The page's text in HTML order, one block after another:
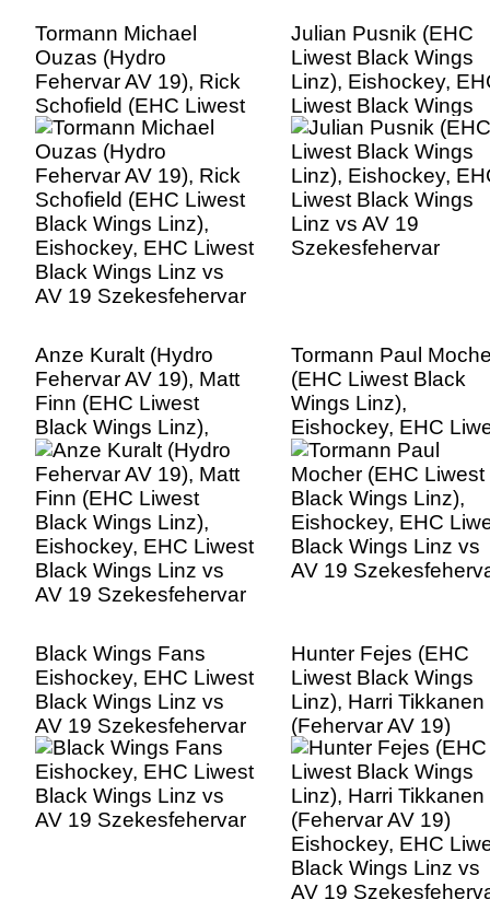
Tormann Michael
Ouzas (Hydro
Fehervar AV 19), Rick
Schofield (EHC Liwest
Black Wings Linz),
Eishockey, EHC Liwest
Black Wings Linz vs
AV 19 Szekesfehervar
Julian Pusnik (EHC
Liwest Black Wings
Linz), Eishockey,
Liwest Black Wings
Linz vs AV 19
Szekesfehervar
Anze Kuralt (Hydro
Fehervar AV 19), Matt
Finn (EHC Liwest
Black Wings Linz),
Eishockey, EHC Liwest
Black Wings Linz vs
AV 19 Szekesfehervar
Tormann Paul
(EHC Liwest Black
Wings Linz),
Eishockey, EHC
Black Wings Linz vs
AV 19
Black Wings Fans
Eishockey, EHC Liwest
Black Wings Linz vs
AV 19 Szekesfehervar
Hunter Fejes (EHC
Liwest Black Wings
Linz), Harri Tikkanen
(Fehervar AV 19)
Eishockey, EHC
Black Wings Linz vs
AV 19